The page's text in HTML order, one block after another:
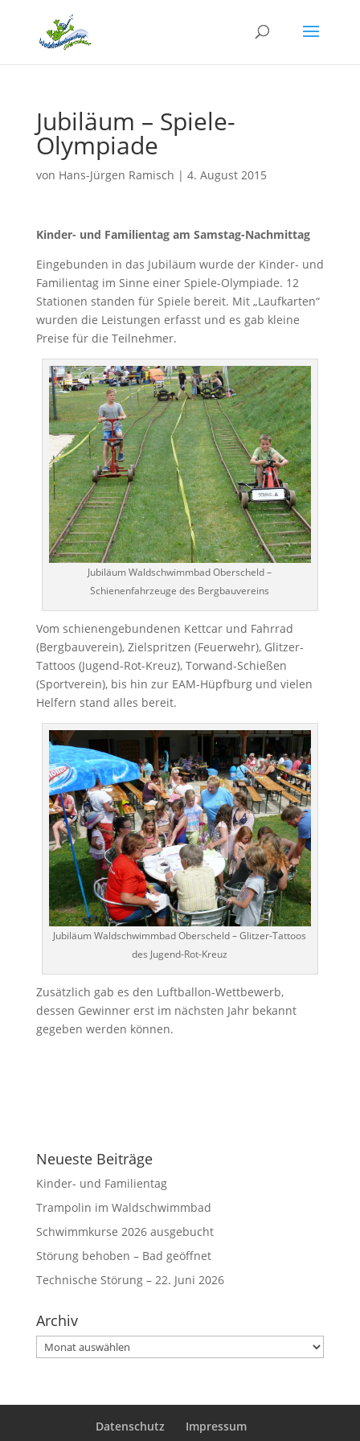
Jubiläum – Spiele-
Olympiade
von Hans-Jürgen Ramisch | 4. August 2015
Kinder- und Familientag am Samstag-Nachmittag
Eingebunden in das Jubiläum wurde der Kinder- und
Familientag im Sinne einer Spiele-Olympiade. 12
Stationen standen für Spiele bereit. Mit „Laufkarten“
wurden die Leistungen erfasst und es gab kleine
Preise für die Teilnehmer.
Jubiläum Waldschwimmbad Oberscheld –
Schienenfahrzeuge des Bergbauvereins
Vom schienengebundenen Kettcar und Fahrrad
(Bergbauverein), Zielspritzen (Feuerwehr), Glitzer-
Tattoos (Jugend-Rot-Kreuz), Torwand-Schießen
(Sportverein), bis hin zur EAM-Hüpfburg und vielen
Helfern stand alles bereit.
Jubiläum Waldschwimmbad Oberscheld – Glitzer-Tattoos
des Jugend-Rot-Kreuz
Zusätzlich gab es den Luftballon-Wettbewerb,
dessen Gewinner erst im nächsten Jahr bekannt
gegeben werden können.
Neueste Beiträge
Kinder- und Familientag
Trampolin im Waldschwimmbad
Schwimmkurse 2026 ausgebucht
Störung behoben – Bad geöffnet
Technische Störung – 22. Juni 2026
Archiv
Archiv
Datenschutz Impressum